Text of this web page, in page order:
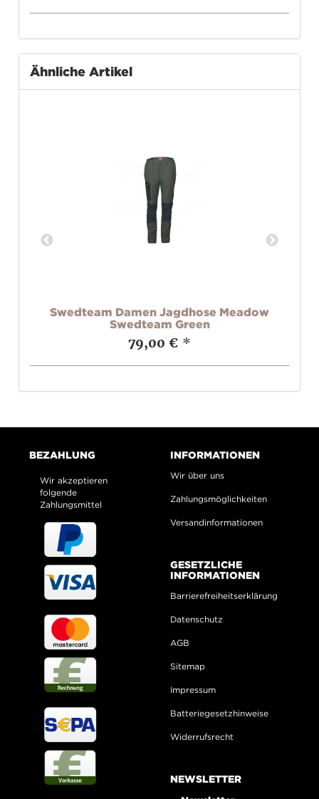
Ähnliche Artikel
Swedteam Damen Jagdhose Meadow
Swedteam Green
79,00 € *
BEZAHLUNG
Wir akzeptieren
folgende
Zahlungsmittel
INFORMATIONEN
Wir über uns
Zahlungsmöglichkeiten
Versandinformationen
GESETZLICHE
INFORMATIONEN
Barrierefreiheitserklärung
Datenschutz
AGB
Sitemap
Impressum
Batteriegesetzhinweise
Widerrufsrecht
NEWSLETTER